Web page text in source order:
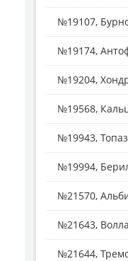
№19107,
№19174,
№19204,
№19568,
№19943, Топаз
№19994,
№21570,
№21643,
№21644,